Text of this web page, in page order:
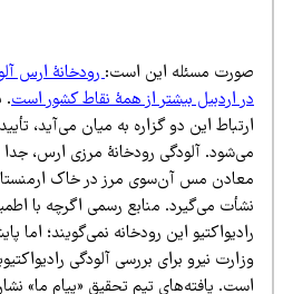
مسئله این است: رودخانۀ ارس آلوده
اردبیل بیشتر از همۀ نقاط کشور است.
این دو گزاره به میان می‌آید، تأیید
آلودگی رودخانۀ مرزی ارس، جدا از
مس آن‌سوی مرز در خاک ارمنستان و
می‌گیرد. منابع رسمی اگرچه با اطمینان
این رودخانه نمی‌گویند؛ اما
نیرو برای بررسی آلودگی رادیواکتیویتۀ
یافته‌های تیم تحقیق «پیام ما» نشان